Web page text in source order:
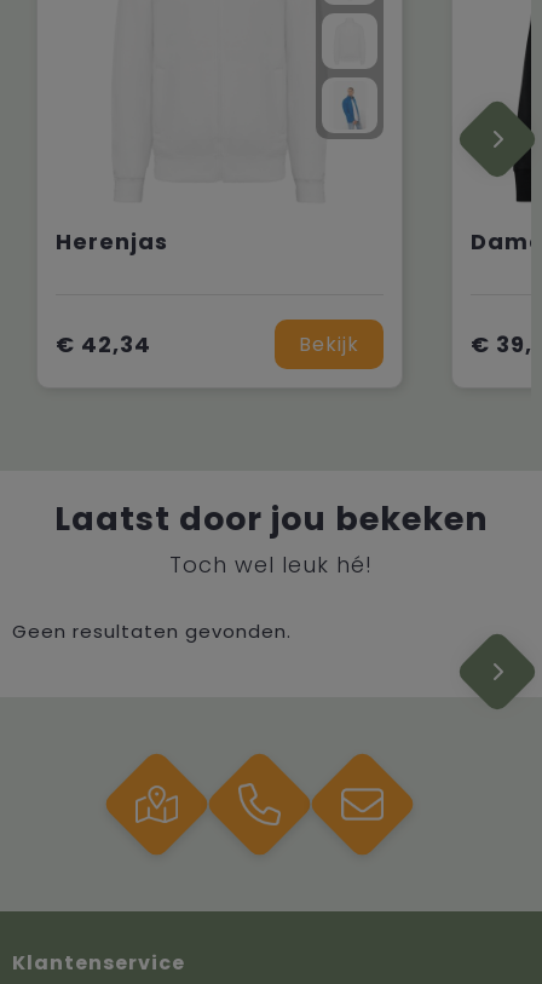
Herenjas
€ 42,34 Bekijk €
Laatst door jou bekeken
Toch wel leuk hé!
Geen resultaten gevonden.
Klantenservice